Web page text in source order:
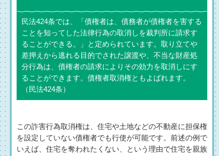
民法424条では、「債権者は、債務者が債権者を害する
ことを知ってした法律行為の取消しを裁判所に請求す
ることができる。」と定められています。取り立てや
差押えから逃れる目的でされた譲渡や、不当な財産処
分行為は、債権者の請求によりその効力を取消しにす
ることができます。債権者取消権ともよばれます。
（民法424条）
この詐害行為取消権は、住宅や土地などの不動産に担保権
を設定していない債権者でも行使が可能です。前述の例で
いえば、住宅を奪われたくない、という理由で住宅を親族